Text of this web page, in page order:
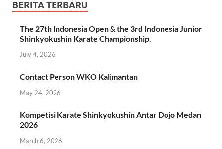
BERITA TERBARU
The 27th Indonesia Open & the 3rd Indonesia Junior
Shinkyokushin Karate Championship.
July 4, 2026
Contact Person WKO Kalimantan
May 24, 2026
Kompetisi Karate Shinkyokushin Antar Dojo Medan
2026
March 6, 2026